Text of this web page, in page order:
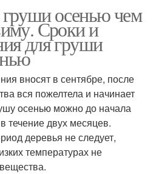
осенью чем
Сроки и
для груши
вносят в сентябре, после
вся пожелтела и начинает
осенью можно до начала
течение двух месяцев.
деревья не следует,
температурах не